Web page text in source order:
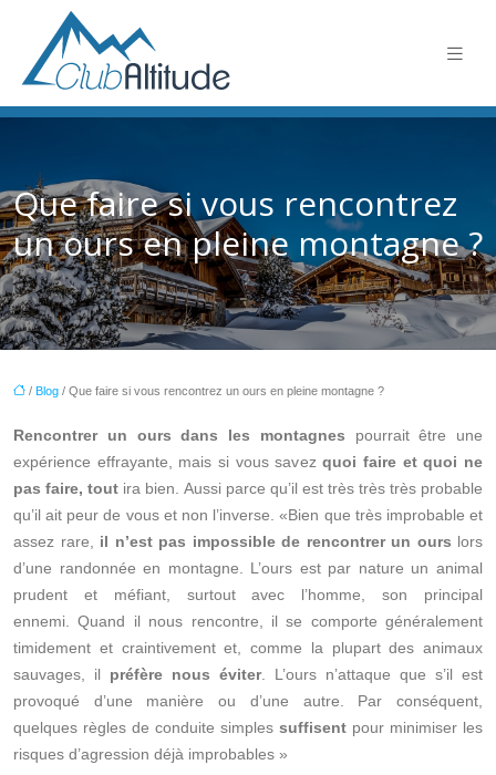
Que faire si vous rencontrez
un ours en pleine montagne ?
/ Blog / Que faire si vous rencontrez un ours en pleine montagne ?
Rencontrer un ours dans les montagnes pourrait être une
expérience effrayante, mais si vous savezquoi faire et quoi ne
pas faire, tout ira bien. Aussi parce qu’il est très très très probable
qu’il ait peur de vous et non l’inverse. «Bien que très improbable et
assez rare, il n’est pas impossible de rencontrer un ours lors
d’une randonnée en montagne. L’ours est par nature un animal
prudent et méfiant, surtout avec l’homme, son principal
ennemi. Quand il nous rencontre, il se comporte généralement
timidement et craintivement et, comme la plupart des animaux
sauvages, il préfère nous éviter. L’ours n’attaque que s’il est
provoqué d’une manière ou d’une autre. Par conséquent,
quelques règles de conduite simples suffisent pour minimiser les
risques d’agression déjà improbables »